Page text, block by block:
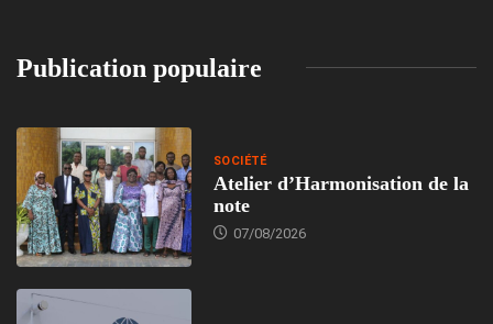
Publication populaire
SOCIÉTÉ
Atelier d’Harmonisation de la
note
07/08/2026